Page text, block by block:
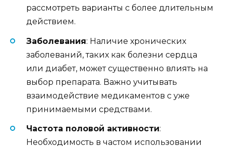
рассмотреть варианты с более длительным
действием.
Заболевания: Наличие хронических
заболеваний, таких как болезни сердца
или диабет, может существенно влиять на
выбор препарата. Важно учитывать
взаимодействие медикаментов с уже
принимаемыми средствами.
Частота половой активности:
Необходимость в частом использовании